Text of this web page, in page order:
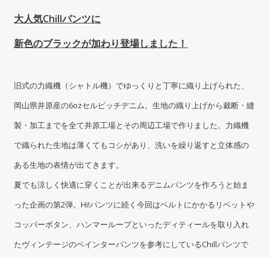
大人気Chillパンツに
新色のブラックが加わり登場しました！
旧式の力織機（シャトル機）でゆっくりと丁寧に織り上げられた、
岡山県井原産の6ozセルビッチデニム。生地の織り上げから裁断・縫
製・加工までを全て井原工場とその周辺工場で作りました。力織機
で織られた生地は薄くてもコシがあり、洗いを繰り返すと立体感の
ある生地の表情が出てきます。
夏でも涼しく快適に穿くことが出来るデニムパンツを作ろうと始ま
った企画の第2弾。Hi!パンツに続く今回はベルトにかかるリベットや
コッパーボタン、ハンマーループといったディティールを取り入れ
たヴィンテージのペインターパンツを参考にしているChillパンツで